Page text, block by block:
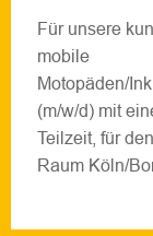
Für unsere
mobile
Motopäden/
(m/w/d) mit
Teilzeit, für
Raum Köln/